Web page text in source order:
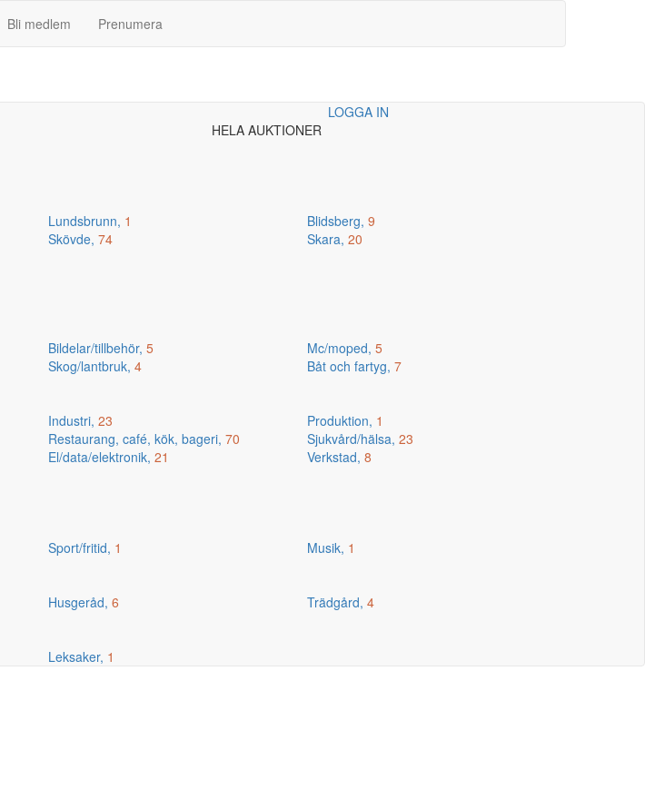
Bli medlem Prenumera
LOGGA IN
HELA AUKTIONER
Lundsbrunn, 1 Blidsberg, 9
Skövde, 74 Skara, 20
Bildelar/tillbehör, 5 Mc/moped, 5
Skog/lantbruk, 4 Båt och fartyg, 7
Industri, 23 Produktion, 1
Restaurang, café, kök, bageri, 70 Sjukvård/hälsa, 23
El/data/elektronik, 21 Verkstad, 8
Sport/fritid, 1 Musik, 1
Husgeråd, 6 Trädgård, 4
Leksaker, 1